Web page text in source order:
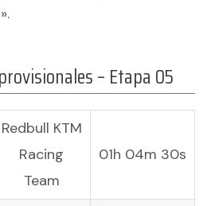
– Etapa 05
Redbull KTM
Racing
Team
01h 04m 30s